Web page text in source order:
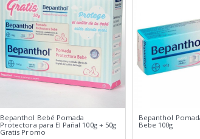
Bepanthol Bebé Pomada
Protectora para El Pañal 100g + 50g
Gratis Promo
Bepanthol
Bebe 100g